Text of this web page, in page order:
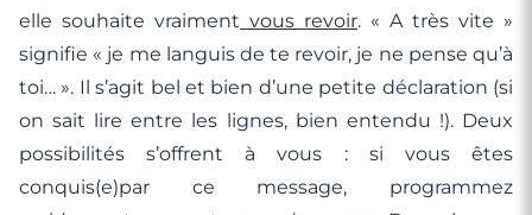
elle souhaite vraiment vous revoir. « A très vite »
signifie « je me languis de te revoir, je ne pense qu’à
toi… ». Il s’agit bel et bien d’une petite déclaration (si
on sait lire entre les lignes, bien entendu !). Deux
possibilités s’offrent à vous : si vous êtes
conquis(e)par ce message, programmez